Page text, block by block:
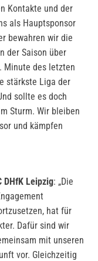
Kontakte und der
als Hauptsponsor
bewahren wir die
der Saison über
Minute des letzten
stärkste Liga der
sollte es doch
Sturm. Wir bleiben
und kämpfen
DHfK Leipzig: „Die
hat für
Dafür sind wir
mit unseren
vor. Gleichzeitig